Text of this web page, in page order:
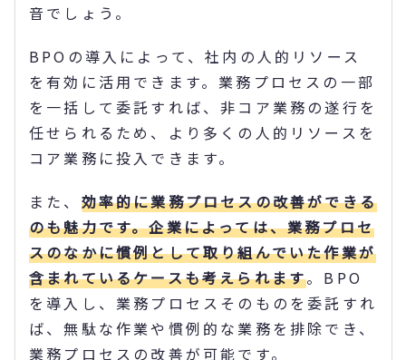
音でしょう。
BPOの導入によって、社内の人的リソース
を有効に活用できます。業務プロセスの一部
を一括して委託すれば、非コア業務の遂行を
任せられるため、より多くの人的リソースを
コア業務に投入できます。
また、 効率的に業務プロセスの改善ができる
のも魅力です。企業によっては、業務プロセ
スのなかに慣例として取り組んでいた作業が
含まれているケースも考えられます。BPO
を導入し、業務プロセスそのものを委託すれ
ば、無駄な作業や慣例的な業務を排除でき、
業務プロセスの改善が可能です。